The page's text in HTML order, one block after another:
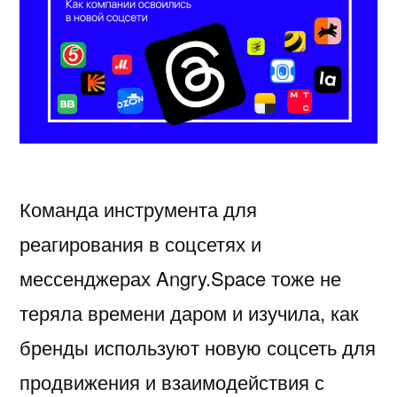
Команда инструмента для
реагирования в соцсетях и
мессенджерах Angry.Space тоже не
теряла времени даром и изучила, как
бренды используют новую соцсеть для
продвижения и взаимодействия с